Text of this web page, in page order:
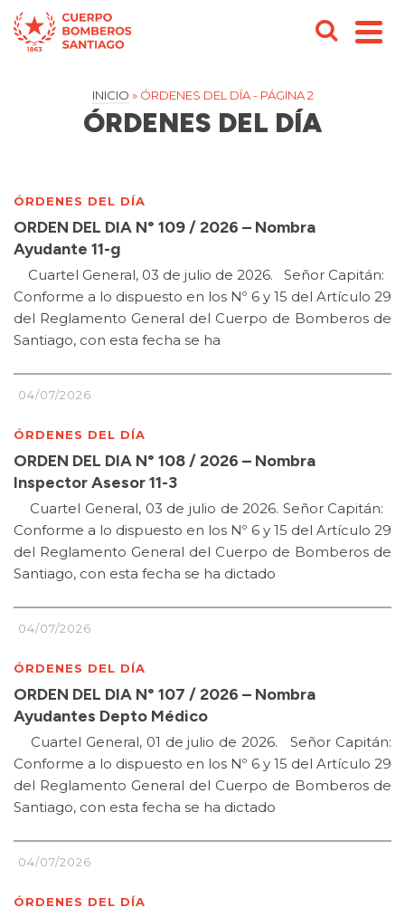
INICIO » ÓRDENES DEL DÍA- PÁGINA 2
ÓRDENES DEL DÍA
ÓRDENES DEL DÍA
ORDEN DEL DIA N° 109 / 2026 – Nombra
Ayudante 11-g
Cuartel General, 03 de julio de 2026. Señor Capitán:
Conforme a lo dispuesto en los Nº 6 y 15 del Artículo 29
del Reglamento General del Cuerpo de Bomberos de
Santiago, con esta fecha se ha
04/07/2026
ÓRDENES DEL DÍA
ORDEN DEL DIA N° 108 / 2026 – Nombra
Inspector Asesor 11-3
Cuartel General, 03 de julio de 2026. Señor Capitán:
Conforme a lo dispuesto en los Nº 6 y 15 del Artículo 29
del Reglamento General del Cuerpo de Bomberos de
Santiago, con esta fecha se ha dictado
04/07/2026
ÓRDENES DEL DÍA
ORDEN DEL DIA N° 107 / 2026 – Nombra
Ayudantes Depto Médico
Cuartel General, 01 de julio de 2026. Señor Capitán:
Conforme a lo dispuesto en los Nº 6 y 15 del Artículo 29
del Reglamento General del Cuerpo de Bomberos de
Santiago, con esta fecha se ha dictado
04/07/2026
ÓRDENES DEL DÍA